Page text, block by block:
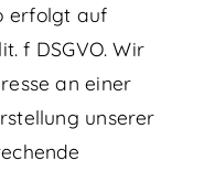
erfolgt auf
f DSGVO. Wir
an einer
unserer